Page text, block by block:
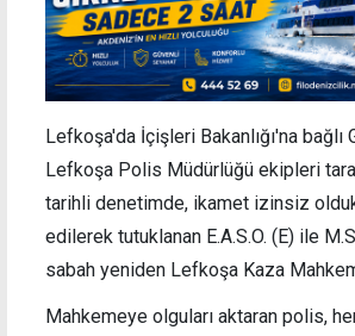
Lefkoşa'da İçişleri Bakanlığı'na
Lefkoşa Polis Müdürlüğü ekipleri
tarihli denetimde, ikamet izinsiz
edilerek tutuklanan E.A.S.O. (E) ile
sabah yeniden Lefkoşa Kaza
Mahkemeye olguları aktaran polis,